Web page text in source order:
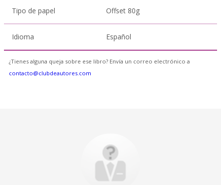
Tipo de papel Offset 80g
Idioma Español
¿Tienes alguna queja sobre ese libro? Envía un correo electrónico a
contacto@clubdeautores.com